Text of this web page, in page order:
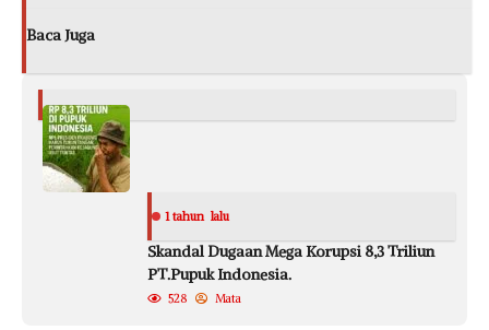
Baca Juga
1 tahun lalu
Skandal Dugaan Mega Korupsi 8,3 Triliun
PT.Pupuk Indonesia.
528 Mata